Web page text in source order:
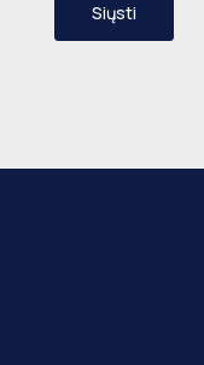
Siųsti